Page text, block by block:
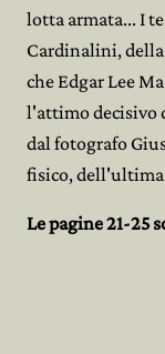
lotta armata... I
Cardinalini,
che Edgar Lee
l'attimo decisivo
dal fotografo
fisico,
Le pagine 21-25